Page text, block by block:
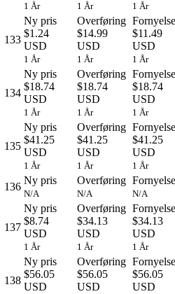
1 År 1 År 1 År
133
Ny pris
$1.24
USD
1 År
Overføring
$14.99
USD
1 År
Fornyelse
$11.49
USD
1 År
134
Ny pris
$18.74
USD
1 År
Overføring
$18.74
USD
1 År
Fornyelse
$18.74
USD
1 År
135
Ny pris
$41.25
USD
1 År
Overføring
$41.25
USD
1 År
Fornyelse
$41.25
USD
1 År
136
Ny pris
N/A
Overføring
N/A
Fornyelse
N/A
137
Ny pris
$8.74
USD
1 År
Overføring
$34.13
USD
1 År
Fornyelse
$34.13
USD
1 År
138
Ny pris
$56.05
USD
Overføring
$56.05
USD
Fornyelse
$56.05
USD